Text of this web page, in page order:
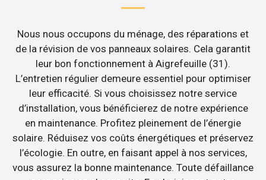
Nous nous occupons du ménage, des réparations et
de la révision de vos panneaux solaires. Cela garantit
leur bon fonctionnement à Aigrefeuille (31).
L’entretien régulier demeure essentiel pour optimiser
leur efficacité. Si vous choisissez notre service
d’installation, vous bénéficierez de notre expérience
en maintenance. Profitez pleinement de l’énergie
solaire. Réduisez vos coûts énergétiques et préservez
l’écologie. En outre, en faisant appel à nos services,
vous assurez la bonne maintenance. Toute défaillance